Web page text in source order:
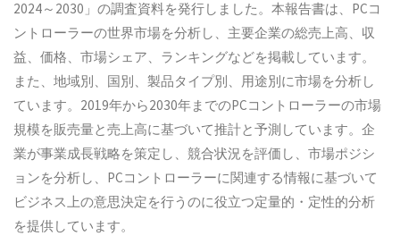
2024～2030」の調査資料を発行しました。本報告書は、PCコ
ントローラーの世界市場を分析し、主要企業の総売上高、収
益、価格、市場シェア、ランキングなどを掲載しています。
また、地域別、国別、製品タイプ別、用途別に市場を分析し
ています。2019年から2030年までのPCコントローラーの市場
規模を販売量と売上高に基づいて推計と予測しています。企
業が事業成長戦略を策定し、競合状況を評価し、市場ポジシ
ョンを分析し、PCコントローラーに関連する情報に基づいて
ビジネス上の意思決定を行うのに役立つ定量的・定性的分析
を提供しています。